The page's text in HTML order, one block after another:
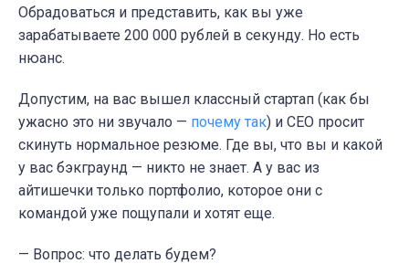
Обрадоваться и представить, как вы уже
зарабатываете 200 000 рублей в секунду. Но есть
нюанс.
Допустим, на вас вышел классный стартап (как бы
ужасно это ни звучало — почему так) и СЕО просит
скинуть нормальное резюме. Где вы, что вы и какой
у вас бэкграунд — никто не знает. А у вас из
айтишечки только портфолио, которое они с
командой уже пощупали и хотят еще.
— Вопрос: что делать будем?